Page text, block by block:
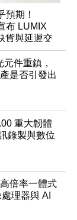
預期！
布 LUMIX
貨與延遲交
件重鎮，
是否引發出
重大韌體
錄製與數位
倍率一體式
理器與 AI